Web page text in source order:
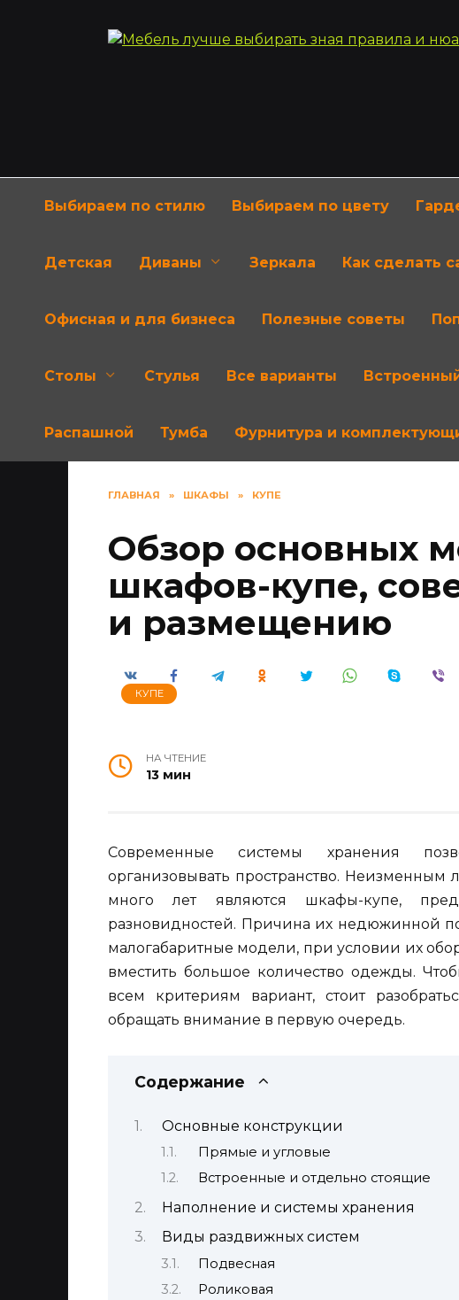
Выбираем по стилю Выбираем по цвету
Детская Диваны Зеркала Как сделать
Офисная и для бизнеса Полезные советы
Столы Стулья Все варианты
Распашной Тумба Фурнитура и
ГЛАВНАЯ » ШКАФЫ » КУПЕ
Обзор основных
шкафов-купе,
и размещению
КУПЕ
НА ЧТЕНИЕ
13 мин
Современные системы хранения
организовывать пространство.
много лет являются шкафы-купе,
разновидностей. Причина их недюжинной
малогабаритные модели, при условии их
вместить большое количество одежды.
всем критериям вариант, стоит
обращать внимание в первую очередь.
Содержание
Основные конструкции
Прямые и угловые
Встроенные и отдельно стоящие
Наполнение и системы хранения
Виды раздвижных систем
Подвесная
Роликовая